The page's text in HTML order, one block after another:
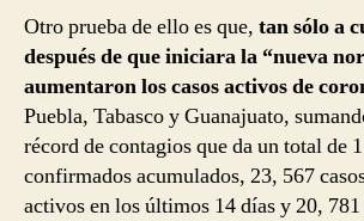
Otro prueba de ello es que, tan sólo a
después de que iniciara la “nueva
aumentaron los casos activos de
Puebla, Tabasco y Guanajuato,
récord de contagios que da un total de
confirmados acumulados, 23, 567
activos en los últimos 14 días y 20, 781